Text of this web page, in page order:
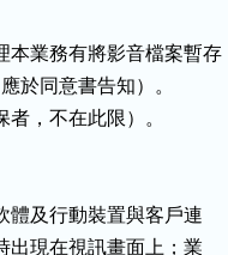
本業務有將影音檔案暫存
於同意書告知）。
，不在此限）。
體及行動裝置與客戶連
出現在視訊畫面上；業